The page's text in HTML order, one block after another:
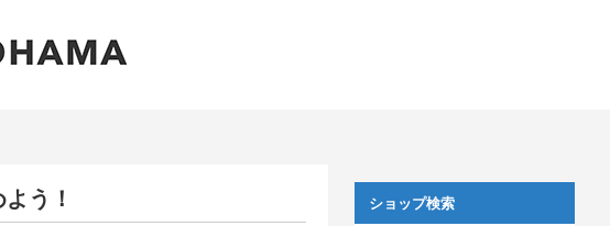
う！ ショップ検索